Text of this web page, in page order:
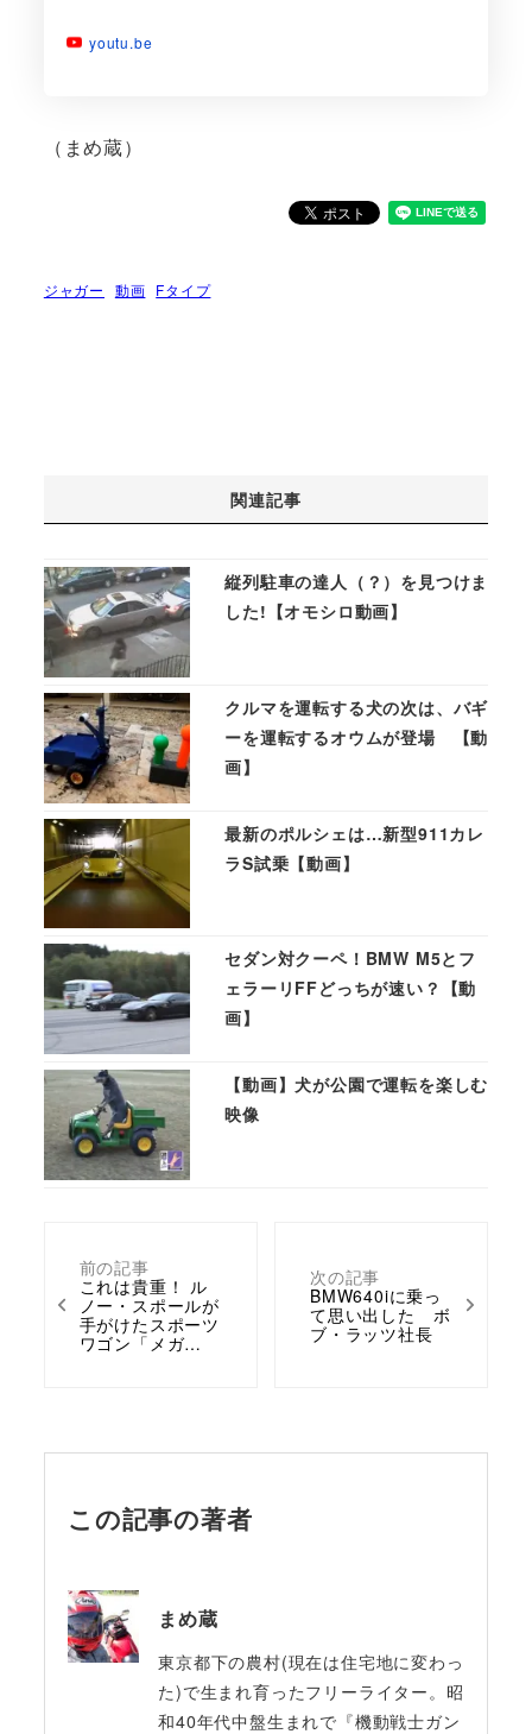
youtu.be
（まめ蔵）
ジャガー 動画 Fタイプ
前の記事
これは貴重！ ル
ノー・スポールが
手がけたスポーツ
ワゴン「メガ…
次の記事
BMW640iに乗っ
て思い出した ボ
ブ・ラッツ社長
関連記事
縦列駐車の達人（？）を見つけま
した!【オモシロ動画】
クルマを運転する犬の次は、バギ
ーを運転するオウムが登場 【動
画】
最新のポルシェは…新型911カレ
ラS試乗【動画】
セダン対クーペ！BMW M5とフ
ェラーリFFどっちが速い？【動
画】
【動画】犬が公園で運転を楽しむ
映像
この記事の著者
まめ蔵
東京都下の農村(現在は住宅地に変わっ
た)で生まれ育ったフリーライター。昭
和40年代中盤生まれで『機動戦士ガン